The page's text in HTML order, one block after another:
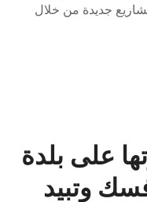
جديدة من خلال
على بلدة
وتبيد